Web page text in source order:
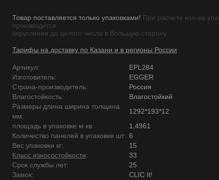
Товар поставляется только упаковками! При расчете кол-ва
производится
округление до целого числа в большую сторону.
Тарифы на доставку по Казани и в регионы России
Артикул:
EPL284
Изготовитель:
EGGER
Страна-производитель:
Россия
Влагостойкость:
Влагостойкий
Размеры длина ширина толщина
мм:
1292*193*12
площадь в упаковке м кв:
1,4961
Количество панелей в упаковке шт: 6
Вес упаковки кг:
15
Класс износостойкости:
33
Срок службы лет:
25
Замок:
CLIC It!